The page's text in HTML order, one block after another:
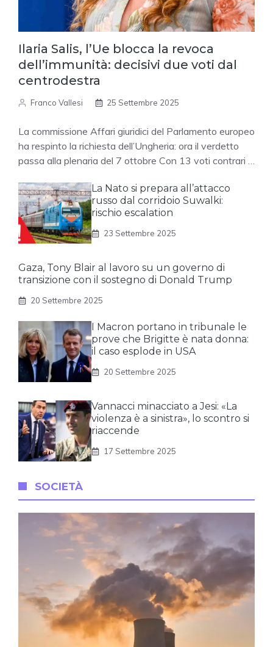
Ilaria Salis, l’Ue blocca la revoca
dell’immunità: decisivi due voti dal
centrodestra
Franco Vallesi 25 Settembre 2025
La commissione Affari giuridici del Parlamento europeo
ha respinto la richiesta dell’Ungheria: ora il verdetto
passa alla plenaria del 7 ottobre Con 13 voti contrari …
La Nato si prepara all’attacco
russo dal corridoio Suwalki:
rischio escalation
23 Settembre 2025
Gaza, Tony Blair al lavoro su un governo di
transizione con il sostegno di Donald Trump
20 Settembre 2025
I Macron portano in tribunale le
prove che Brigitte è nata donna:
il caso esplode in USA
20 Settembre 2025
Vannacci minacciato a Jesi: «La
violenza è a sinistra», lo scontro si
riaccende
17 Settembre 2025
SOCIETÀ